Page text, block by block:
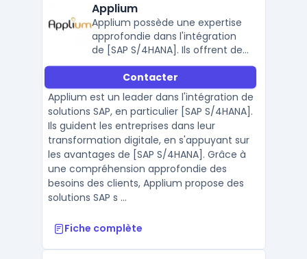
Applium
Applium possède une expertise
approfondie dans l'intégration
de [SAP S/4HANA]. Ils offrent des
services complets, allant de la
consultation à l'implémentation,
en passant par le support
continu.
Contacter
Applium est un leader dans l'intégration de
solutions SAP, en particulier [SAP S/4HANA].
Ils guident les entreprises dans leur
transformation digitale, en s'appuyant sur
les avantages de [SAP S/4HANA]. Grâce à
une compréhension approfondie des
besoins des clients, Applium propose des
solutions SAP s ...
Fiche complète